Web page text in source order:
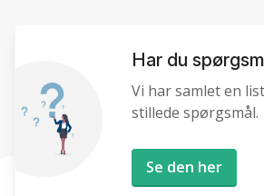
Har du
Vi har samlet en
stillede spørgsmål.
Se den her